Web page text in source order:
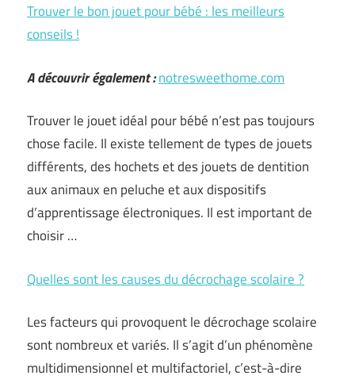
Trouver le bon jouet pour bébé : les meilleurs
conseils !
A découvrir également :notresweethome.com
Trouver le jouet idéal pour bébé n’est pas toujours
chose facile. Il existe tellement de types de jouets
différents, des hochets et des jouets de dentition
aux animaux en peluche et aux dispositifs
d’apprentissage électroniques. Il est important de
choisir …
Quelles sont les causes du décrochage scolaire ?
Les facteurs qui provoquent le décrochage scolaire
sont nombreux et variés. Il s’agit d’un phénomène
multidimensionnel et multifactoriel, c’est-à-dire